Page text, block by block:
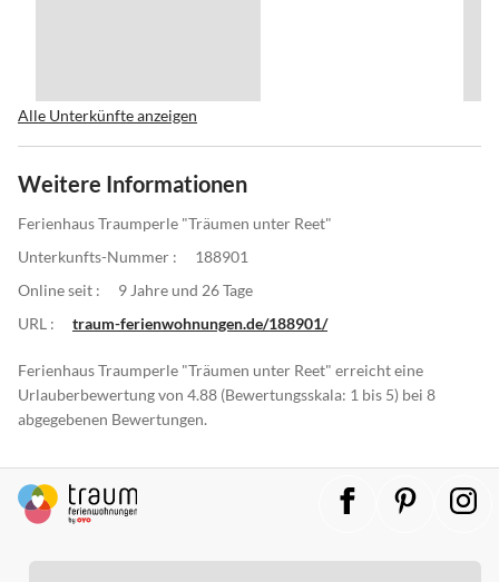
Alle Unterkünfte anzeigen
Weitere Informationen
Ferienhaus Traumperle "Träumen unter Reet"
Unterkunfts-Nummer :
188901
Online seit :
9 Jahre und 26 Tage
URL :
traum-ferienwohnungen.de/188901/
Ferienhaus Traumperle "Träumen unter Reet" erreicht eine
Urlauberbewertung von 4.88 (Bewertungsskala: 1 bis 5) bei 8
abgegebenen Bewertungen.